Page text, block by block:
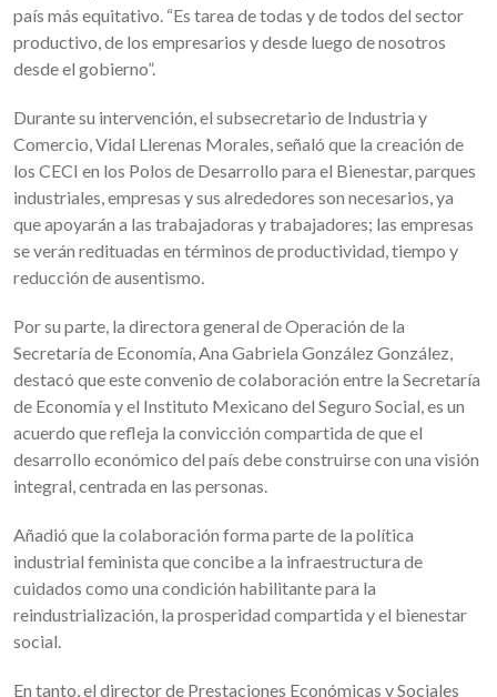
país más equitativo. “Es tarea de todas y de todos del sector
productivo, de los empresarios y desde luego de nosotros
desde el gobierno”.
Durante su intervención, el subsecretario de Industria y
Comercio, Vidal Llerenas Morales, señaló que la creación de
los CECI en los Polos de Desarrollo para el Bienestar, parques
industriales, empresas y sus alrededores son necesarios, ya
que apoyarán a las trabajadoras y trabajadores; las empresas
se verán redituadas en términos de productividad, tiempo y
reducción de ausentismo.
Por su parte, la directora general de Operación de la
Secretaría de Economía, Ana Gabriela González González,
destacó que este convenio de colaboración entre la Secretaría
de Economía y el Instituto Mexicano del Seguro Social, es un
acuerdo que refleja la convicción compartida de que el
desarrollo económico del país debe construirse con una visión
integral, centrada en las personas.
Añadió que la colaboración forma parte de la política
industrial feminista que concibe a la infraestructura de
cuidados como una condición habilitante para la
reindustrialización, la prosperidad compartida y el bienestar
social.
En tanto, el director de Prestaciones Económicas y Sociales